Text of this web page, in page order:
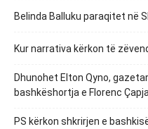
Belinda Balluku paraqitet në
Kur narrativa kërkon të
Dhunohet Elton Qyno,
bashkëshortja e Florenc
PS kërkon shkrirjen e